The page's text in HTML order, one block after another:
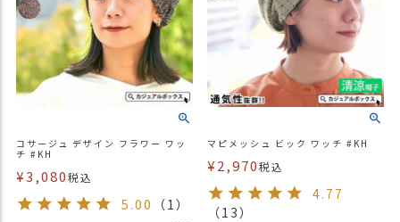
コサージュ デザイン フラワー ワッ
チ #KH
¥3,080税込
5.00 （1）
マピメッシュ ビック ワッチ #KH
¥2,970税込
4.77
（13）